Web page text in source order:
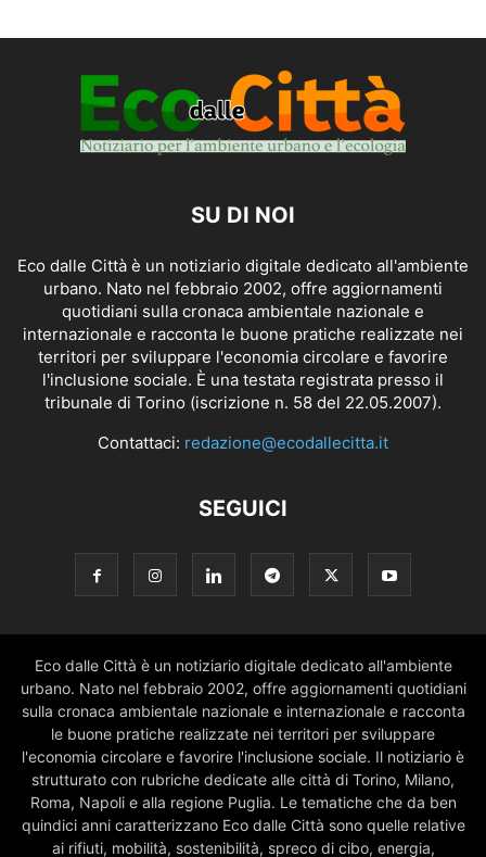
SU DI NOI
Eco dalle Città è un notiziario digitale dedicato all'ambiente
urbano. Nato nel febbraio 2002, offre aggiornamenti
quotidiani sulla cronaca ambientale nazionale e
internazionale e racconta le buone pratiche realizzate nei
territori per sviluppare l'economia circolare e favorire
l'inclusione sociale. È una testata registrata presso il
tribunale di Torino (iscrizione n. 58 del 22.05.2007).
Contattaci: redazione@ecodallecitta.it
SEGUICI
Eco dalle Città è un notiziario digitale dedicato all'ambiente
urbano. Nato nel febbraio 2002, offre aggiornamenti quotidiani
sulla cronaca ambientale nazionale e internazionale e racconta
le buone pratiche realizzate nei territori per sviluppare
l'economia circolare e favorire l'inclusione sociale. Il notiziario è
strutturato con rubriche dedicate alle città di Torino, Milano,
Roma, Napoli e alla regione Puglia. Le tematiche che da ben
quindici anni caratterizzano Eco dalle Città sono quelle relative
ai rifiuti, mobilità, sostenibilità, spreco di cibo, energia,